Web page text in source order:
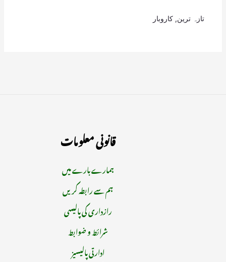
تازہ ترین کاروبار
قانونی معلومات
ہمارے بارے میں
ہم سے رابطہ کریں
رازداری کی پالیسی
شرائط و ضوابط
ادارتی پالیسیز